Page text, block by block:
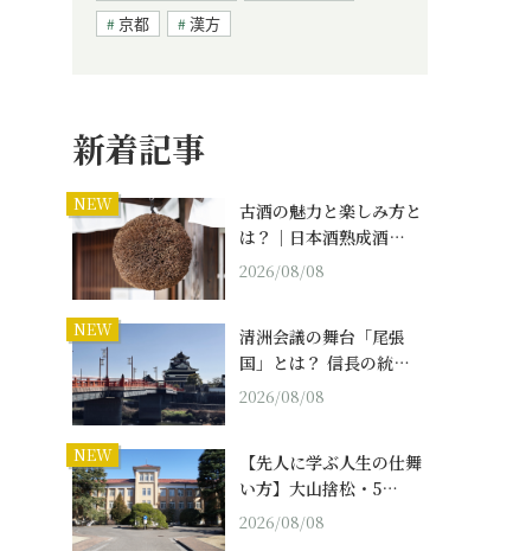
京都
漢方
新着記事
NEW
古酒の魅力と楽しみ方と
は？｜日本酒熟成酒…
2026/08/08
NEW
清洲会議の舞台「尾張
国」とは？ 信長の統…
2026/08/08
NEW
【先人に学ぶ人生の仕舞
い方】大山捨松・5…
2026/08/08